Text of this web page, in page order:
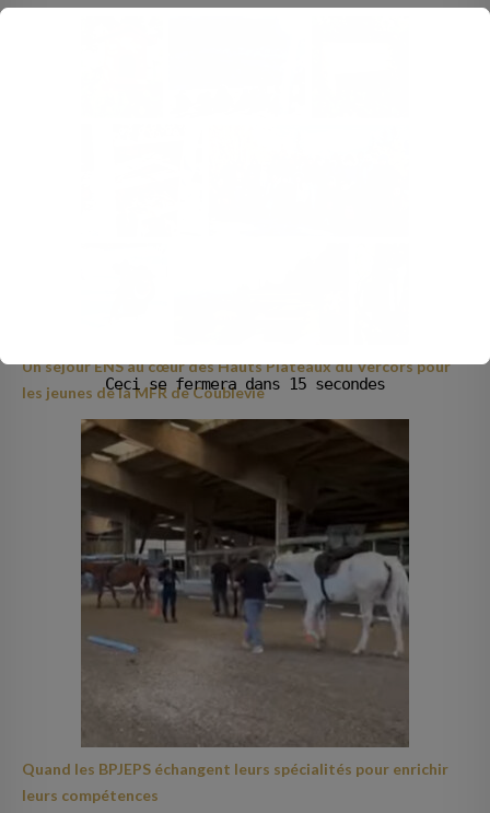
Un séjour ENS au cœur des Hauts Plateaux du Vercors pour
les jeunes de la MFR de Coublevie
Quand les BPJEPS échangent leurs spécialités pour enrichir
leurs compétences
Ceci se fermera dans 14 secondes